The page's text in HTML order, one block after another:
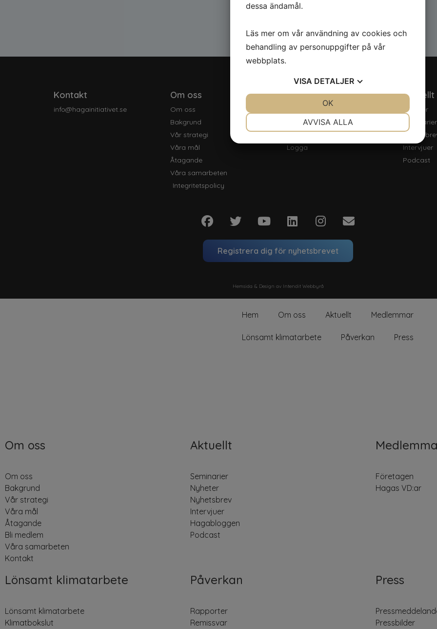
Kontakt
info@hagainitiativet.se
Om oss
Om oss
Bakgrund
Vår strategi
Våra mål
Åtagande
Våra samarbeten
Integritetspolicy
Nerladdningar
Rapporter
Pressbilder
Logga
Aktuellt
Nyheter
Seminarier
Intervjuer
Podcast
Registrera dig för nyhetsbrevet
Hemsida & Design av Intendit Webbyrå
Hem Om oss Aktuellt Medlemmar
Lönsamt klimatarbete Påverkan Press
Om oss
Om oss
Bakgrund
Vår strategi
Våra mål
Åtagande
Bli medlem
Våra samarbeten
Kontakt
Aktuellt
Seminarier
Nyheter
Nyhetsbrev
Intervjuer
Hagabloggen
Podcast
Företagen
Hagas VD:ar
Lönsamt klimatarbete
Lönsamt klimatarbete
Klimatbokslut
Påverkan
Rapporter
Remissvar
Press
Pressbilder
dessa ändamål.
Läs mer om vår användning av cookies och
behandling av personuppgifter på vår
webbplats.
VISA DETALJER
MARKNADSFÖRING
AVVISA ALLA
OK